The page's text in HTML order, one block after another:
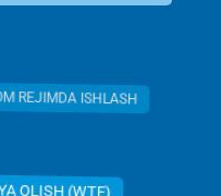
REJIMDA ISHLASH
PLANT